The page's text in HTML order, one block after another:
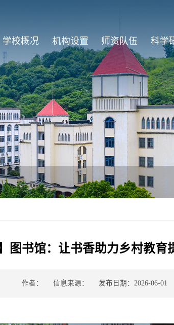
学校概况 机构设置 师资队伍 科学
图书馆：让书香助力乡村教育
作者： 信息来源： 发布日期：2026-06-01